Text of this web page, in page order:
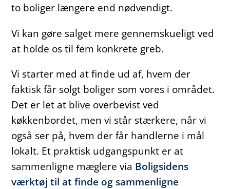
to boliger længere end nødvendigt.
Vi kan gøre salget mere gennemskueligt ved
at holde os til fem konkrete greb.
Vi starter med at finde ud af, hvem der
faktisk får solgt boliger som vores i området.
Det er let at blive overbevist ved
køkkenbordet, men vi står stærkere, når vi
også ser på, hvem der får handlerne i mål
lokalt. Et praktisk udgangspunkt er at
sammenligne mæglere via Boligsidens
værktøj til at finde og sammenligne